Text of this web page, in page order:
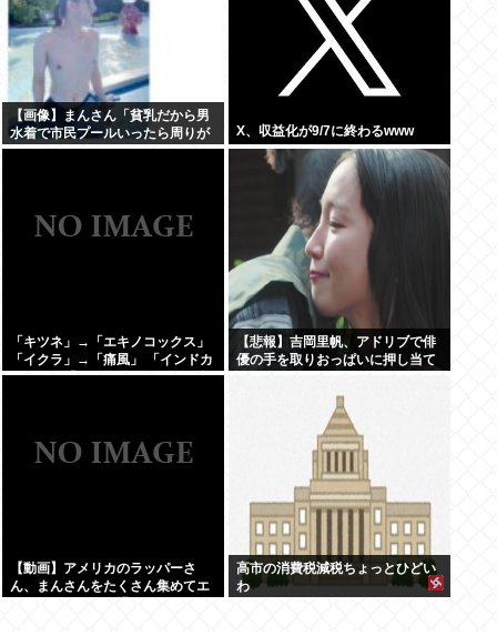
【画像】まんさん「貧乳だから男
水着で市民プールいったら周りが
コソコソしだしてやばいwww」5
X、収益化が9/7に終わるwww
「キツネ」→「エキノコックス」
「イクラ」→「痛風」 「インドカ
レー」→「ネパール」みたいな合
【悲報】吉岡里帆、アドリブで俳
優の手を取りおっぱいに押し当て
【動画】アメリカのラッパーさ
ん、まんさんをたくさん集めてエ
高市の消費税減税ちょっとひどい
わ